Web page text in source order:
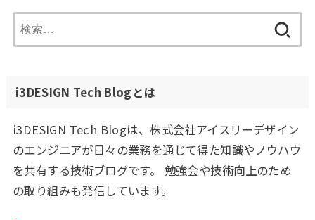
索:
i3DESIGN Tech Blogとは
i3DESIGN Tech Blogは、株式会社アイスリーデザイン
のエンジニアが日々の業務を通じて得た知識やノウハウ
を共有する技術ブログです。 勉強会や技術向上のため
の取り組みも発信しています。